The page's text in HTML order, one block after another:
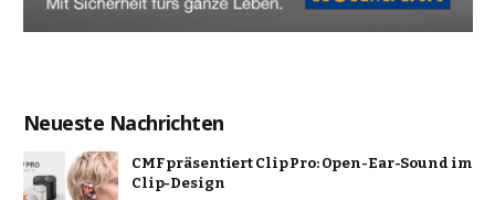
Neueste Nachrichten
CMF präsentiert Clip Pro: Open-Ear-Sound im
Clip-Design